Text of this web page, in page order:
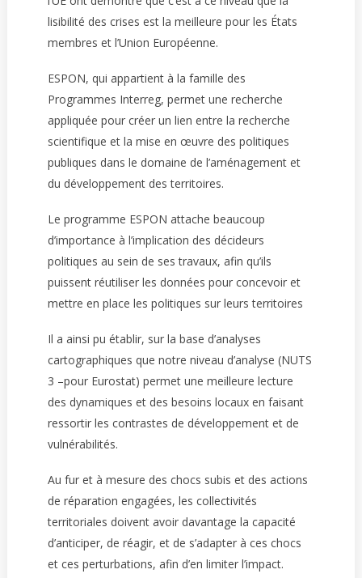
lisibilité des crises est la meilleure pour les États
membres et l’Union Européenne.
ESPON, qui appartient à la famille des
Programmes Interreg, permet une recherche
appliquée pour créer un lien entre la recherche
scientifique et la mise en œuvre des politiques
publiques dans le domaine de l’aménagement et
du développement des territoires.
Le programme ESPON attache beaucoup
d’importance à l’implication des décideurs
politiques au sein de ses travaux, afin qu’ils
puissent réutiliser les données pour concevoir et
mettre en place les politiques sur leurs territoires
Il a ainsi pu établir, sur la base d’analyses
cartographiques que notre niveau d’analyse (NUTS
3 –pour Eurostat) permet une meilleure lecture
des dynamiques et des besoins locaux en faisant
ressortir les contrastes de développement et de
vulnérabilités.
Au fur et à mesure des chocs subis et des actions
de réparation engagées, les collectivités
territoriales doivent avoir davantage la capacité
d’anticiper, de réagir, et de s’adapter à ces chocs
et ces perturbations, afin d’en limiter l’impact.